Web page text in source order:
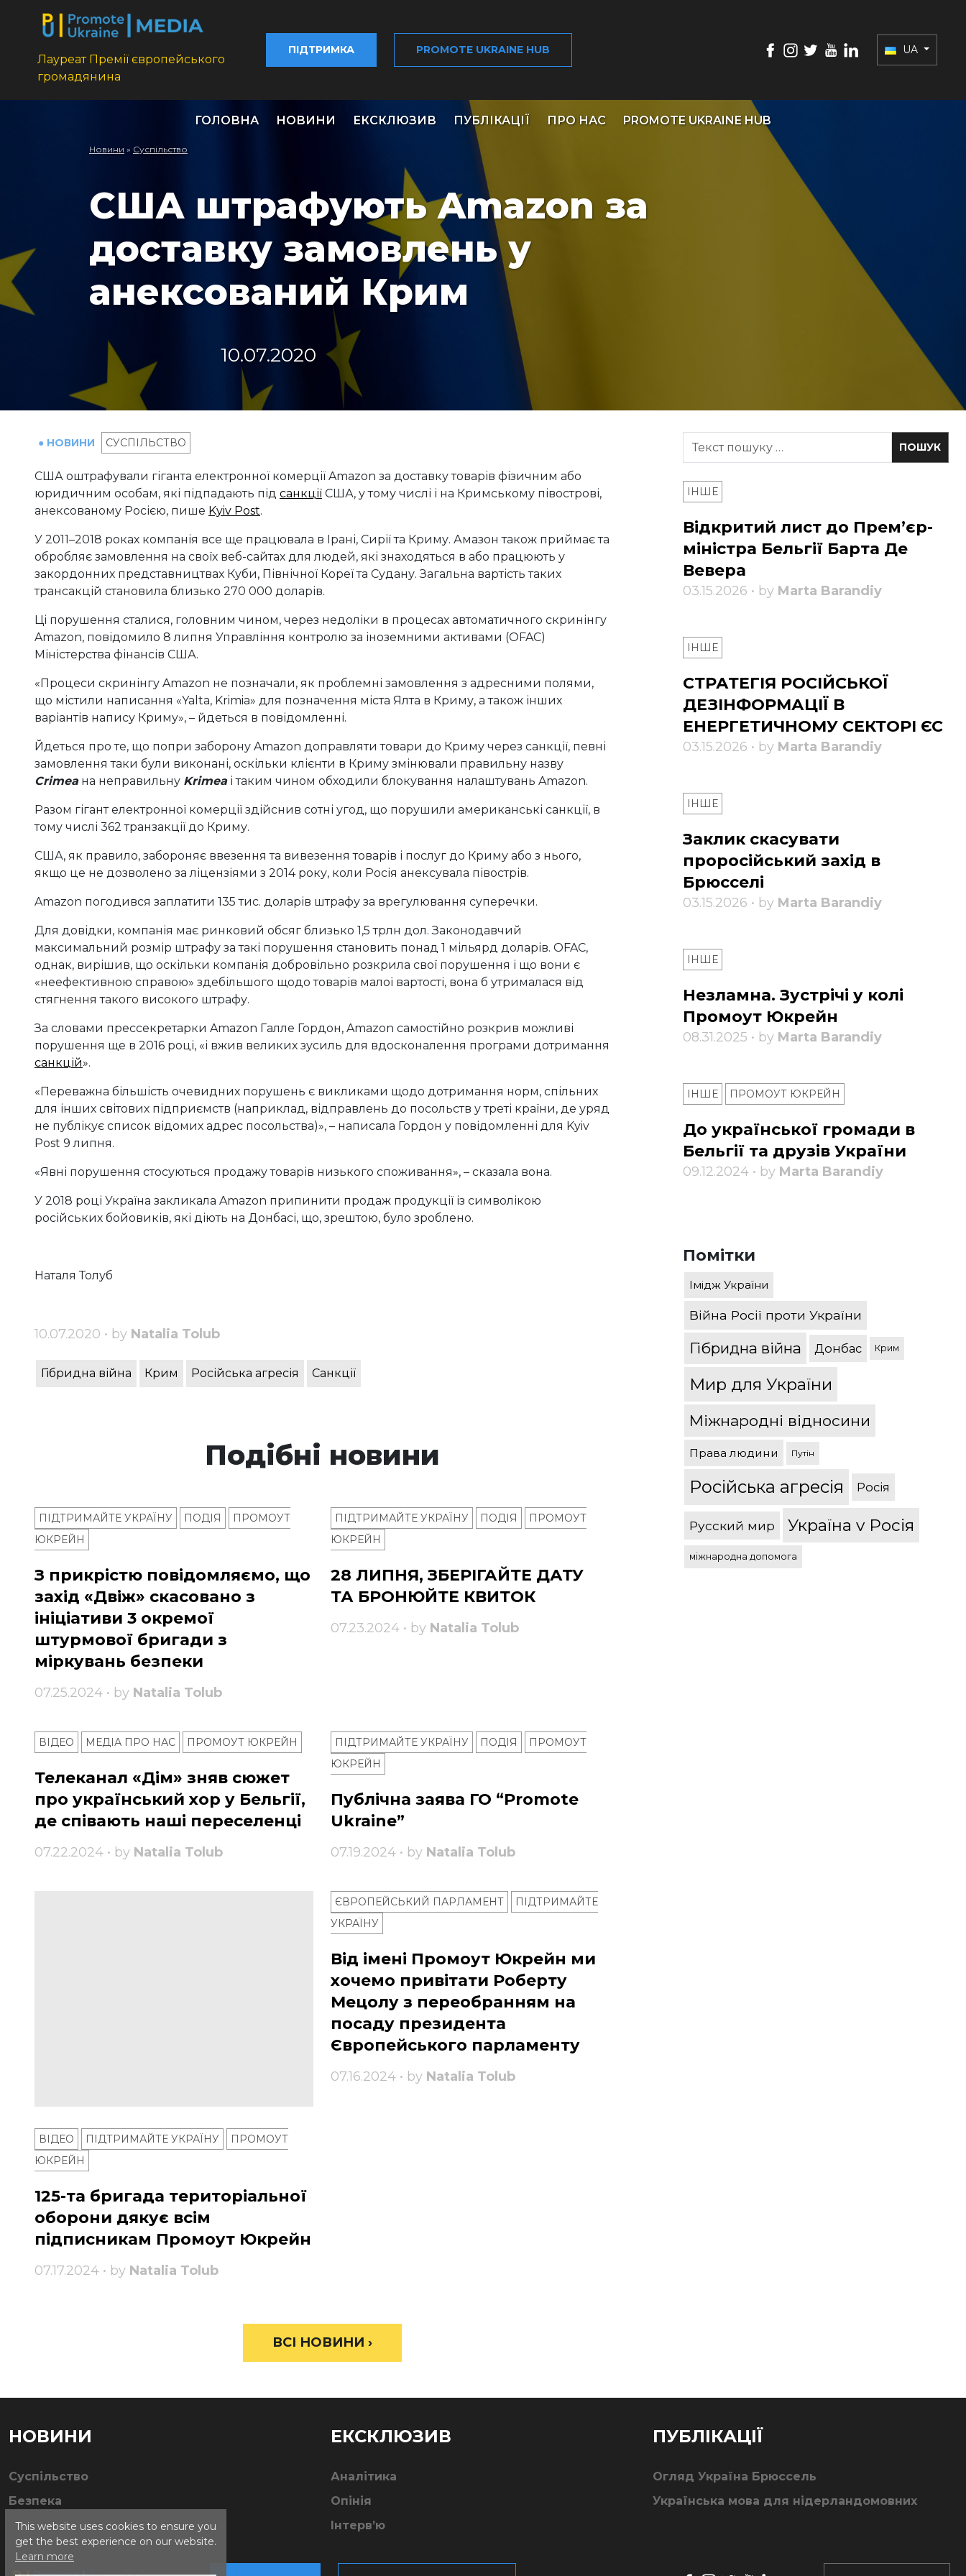
This website uses cookies to ensure you
get the best experience on our website.
Learn more
Лауреат Премії європейського
громадянина
ПІДТРИМКА PROMOTE UKRAINE HUB UA
ГОЛОВНА НОВИНИ ЕКСКЛЮЗИВ ПУБЛІКАЦІЇ ПРО НАС PROMOTE UKRAINE HUB
Новини » Суспільство
США штрафують Amazon за
доставку замовлень у
анексований Крим
10.07.2020
● НОВИНИ СУСПІЛЬСТВО
США оштрафували гіганта електронної комерції Amazon за доставку товарів фізичним або
юридичним особам, які підпадають під санкції США, у тому числі і на Кримському півострові,
анексованому Росією, пише Kyiv Post.
У 2011–2018 роках компанія все ще працювала в Ірані, Сирії та Криму. Амазон також приймає та
обробляє замовлення на своїх веб-сайтах для людей, які знаходяться в або працюють у
закордонних представництвах Куби, Північної Кореї та Судану. Загальна вартість таких
трансакцій становила близько 270 000 доларів.
Ці порушення сталися, головним чином, через недоліки в процесах автоматичного скринінгу
Amazon, повідомило 8 липня Управління контролю за іноземними активами (OFAC)
Міністерства фінансів США.
«Процеси скринінгу Amazon не позначали, як проблемні замовлення з адресними полями,
що містили написання «Yalta, Krimia» для позначення міста Ялта в Криму, а також інших
варіантів напису Криму», – йдеться в повідомленні.
Йдеться про те, що попри заборону Amazon доправляти товари до Криму через санкції, певні
замовлення таки були виконані, оскільки клієнти в Криму змінювали правильну назву
Crimeaна неправильну Krimeaі таким чином обходили блокування налаштувань Amazon.
Разом гігант електронної комерції здійснив сотні угод, що порушили американські санкції, в
тому числі 362 транзакції до Криму.
США, як правило, забороняє ввезення та вивезення товарів і послуг до Криму або з нього,
якщо це не дозволено за ліцензіями з 2014 року, коли Росія анексувала півострів.
Amazon погодився заплатити 135 тис. доларів штрафу за врегулювання суперечки.
Для довідки, компанія має ринковий обсяг близько 1,5 трлн дол. Законодавчий
максимальний розмір штрафу за такі порушення становить понад 1 мільярд доларів. OFAC,
однак, вирішив, що оскільки компанія добровільно розкрила свої порушення і що вони є
«неефективною справою» здебільшого щодо товарів малої вартості, вона б утрималася від
стягнення такого високого штрафу.
За словами прессекретарки Amazon Галле Гордон, Amazon самостійно розкрив можливі
порушення ще в 2016 році, «і вжив великих зусиль для вдосконалення програми дотримання
санкцій».
«Переважна більшість очевидних порушень є викликами щодо дотримання норм, спільних
для інших світових підприємств (наприклад, відправлень до посольств у треті країни, де уряд
не публікує список відомих адрес посольства)», – написала Гордон у повідомленні для Kyiv
Post 9 липня.
«Явні порушення стосуються продажу товарів низького споживання», – сказала вона.
У 2018 році Україна закликала Amazon припинити продаж продукції із символікою
російських бойовиків, які діють на Донбасі, що, зрештою, було зроблено.
Наталя Толуб
10.07.2020 • by Natalia Tolub
Гібридна війна Крим Російська агресія Санкції
Подібні новини
ПІДТРИМАЙТЕ УКРАЇНУ ПОДІЯ
ПРОМОУТ
ЮКРЕЙН
З прикрістю повідомляємо, що
захід «Двіж» скасовано з
ініціативи 3 окремої
штурмової бригади з
міркувань безпеки
07.25.2024 • by Natalia Tolub
ПІДТРИМАЙТЕ УКРАЇНУ ПОДІЯ
ПРОМОУТ
ЮКРЕЙН
28 ЛИПНЯ, ЗБЕРІГАЙТЕ ДАТУ
ТА БРОНЮЙТЕ КВИТОК
07.23.2024 • by Natalia Tolub
ВІДЕО МЕДІА ПРО НАС ПРОМОУТ ЮКРЕЙН
Телеканал «Дім» зняв сюжет
про український хор у Бельгії,
де співають наші переселенці
07.22.2024 • by Natalia Tolub
ПІДТРИМАЙТЕ УКРАЇНУ ПОДІЯ
ПРОМОУТ
ЮКРЕЙН
Публічна заява ГО “Promote
Ukraine”
07.19.2024 • by Natalia Tolub
ВІДЕО ПІДТРИМАЙТЕ УКРАЇНУ
ПРОМОУТ
ЮКРЕЙН
125-та бригада територіальної
оборони дякує всім
підписникам Промоут Юкрейн
07.17.2024 • by Natalia Tolub
ЄВРОПЕЙСЬКИЙ ПАРЛАМЕНТ
ПІДТРИМАЙТЕ
УКРАЇНУ
Від імені Промоут Юкрейн ми
хочемо привітати Роберту
Мецолу з переобранням на
посаду президента
Європейського парламенту
07.16.2024 • by Natalia Tolub
ВСІ НОВИНИ ›
ІНШЕ
Відкритий лист до Прем’єр-
міністра Бельгії Барта Де
Вевера
03.15.2026 • by Marta Barandiy
ІНШЕ
СТРАТЕГІЯ РОСІЙСЬКОЇ
ДЕЗІНФОРМАЦІЇ В
ЕНЕРГЕТИЧНОМУ СЕКТОРІ ЄС
03.15.2026 • by Marta Barandiy
ІНШЕ
Заклик скасувати
проросійський захід в
Брюсселі
03.15.2026 • by Marta Barandiy
ІНШЕ
Незламна. Зустрічі у колі
Промоут Юкрейн
08.31.2025 • by Marta Barandiy
ІНШЕ ПРОМОУТ ЮКРЕЙН
До української громади в
Бельгії та друзів України
09.12.2024 • by Marta Barandiy
Помітки
Імідж України
Війна Росії проти України
Гібридна війна Донбас Крим
Мир для України
Міжнародні відносини
Права людини Путін
Російська агресія Росія
Русский мир Україна v Росія
міжнародна допомога
НОВИНИ
Суспільство
Безпека
ЕКСКЛЮЗИВ
Аналітика
Опінія
Інтерв’ю
ПУБЛІКАЦІЇ
Огляд Україна Брюссель
Українська мова для нідерландомовних